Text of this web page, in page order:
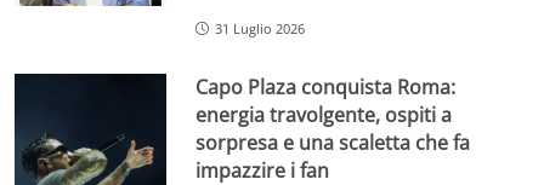
31 Luglio 2026
Capo Plaza conquista Roma:
energia travolgente, ospiti a
sorpresa e una scaletta che fa
impazzire i fan